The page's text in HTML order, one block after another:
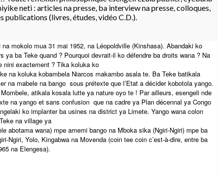
neti : articles na presse, ba interview na presse, colloques,
publications (livres, études, vidéo C.D.).
mokolo mua 31 mai 1952, na Léopoldville (Kinshasa). Abandaki ko
ya ba Teke quand ? Pourquoi devrait-il ko défendre ba droits wana ? Na
nini exactement ? Tika koluka ko
na koluka kobambela Niarcos makambo asala te. Ba Teke batikala
na mabele na bango sous prétexte que l’Etat a décider kobotola yango.
atikala kosala lutte ya nature oyo te ! Par ailleurs, esengeli nde
na yango et sans confusion que na cadre ya Plan décennal ya Congo
ko implanter ba usines na district ya Limete. Yango wana colon
na village ya
abotama wana) mpe amemi bango na Mboka sika (Ngiri-Ngiri) mpe ba
Ngiri, Yolo, Kingabwa na Movenda (coin tee coin c’est-à-dire, entre ba
na Elengesa).